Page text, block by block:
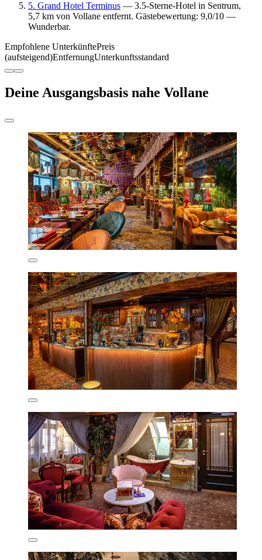
5. Grand Hotel Terminus — 3.5-Sterne-Hotel in Sentrum,
5,7 km von Vollane entfernt. Gästebewertung: 9,0/10 —
Wunderbar.
Empfohlene UnterkünftePreis
(aufsteigend)EntfernungUnterkunftsstandard
Deine Ausgangsbasis nahe Vollane